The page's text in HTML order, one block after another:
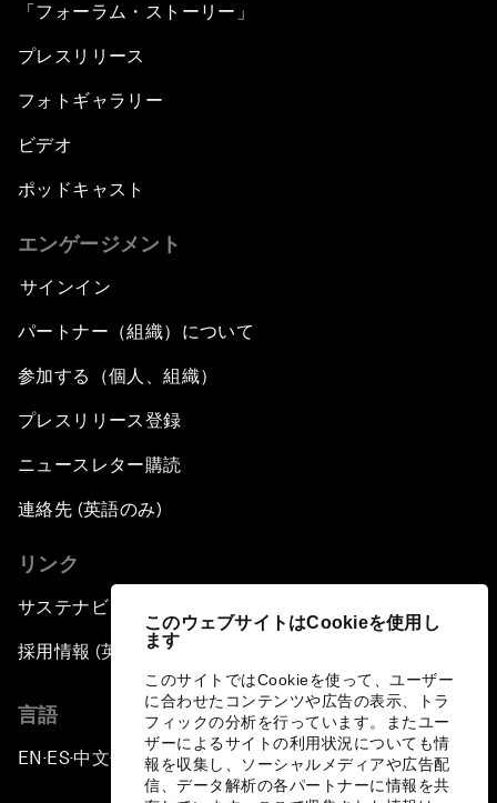
このウェブサイトはCookieを使用し
ます
このサイトではCookieを使って、ユーザー
に合わせたコンテンツや広告の表示、トラ
フィックの分析を行っています。またユー
ザーによるサイトの利用状況についても情
報を収集し、ソーシャルメディアや広告配
信、データ解析の各パートナーに情報を共
「フォーラム・ストーリー」
プレスリリース
フォトギャラリー
ビデオ
ポッドキャスト
エンゲージメント
サインイン
パートナー（組織）について
参加する（個人、組織）
プレスリリース登録
ニュースレター購読
連絡先 (英語のみ)
リンク
サステナビリティへの取り組み
採用情報 (英語のみ)
言語
EN ▪ ES▪中文▪ 日本語